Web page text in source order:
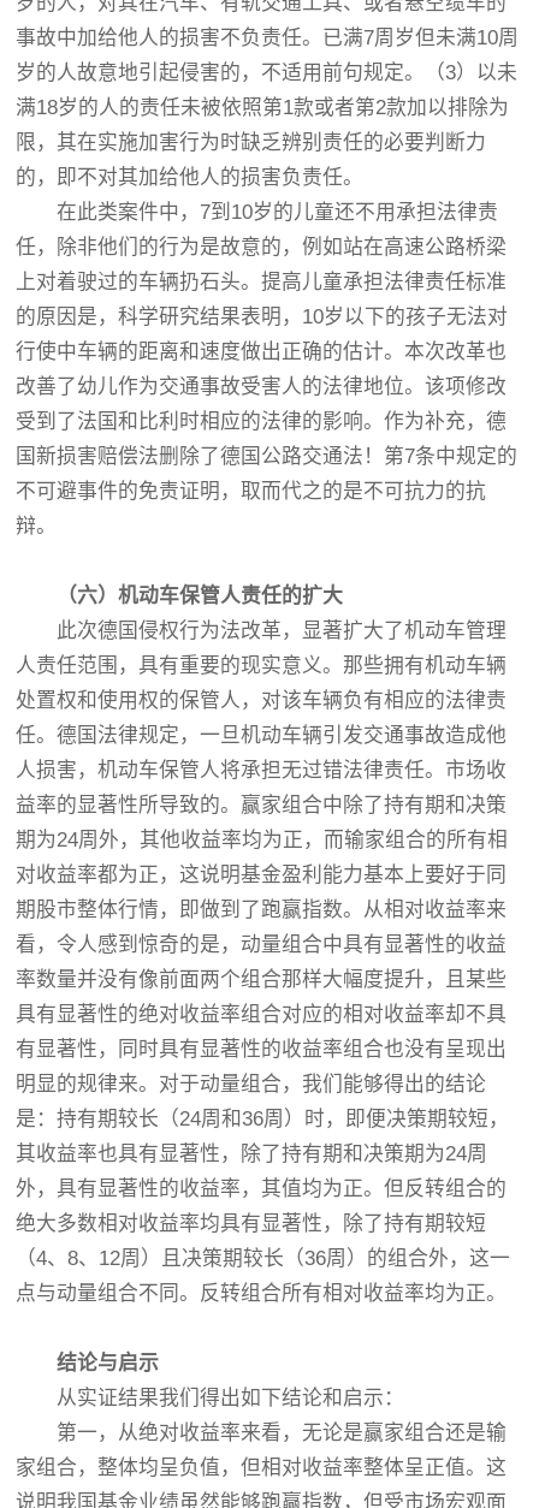
事故中加给他人的损害不负责任。已满7周岁但未满10周
岁的人故意地引起侵害的，不适用前句规定。（3）以未
满18岁的人的责任未被依照第1款或者第2款加以排除为
限，其在实施加害行为时缺乏辨别责任的必要判断力
的，即不对其加给他人的损害负责任。
在此类案件中，7到10岁的儿童还不用承担法律责
任，除非他们的行为是故意的，例如站在高速公路桥梁
上对着驶过的车辆扔石头。提高儿童承担法律责任标准
的原因是，科学研究结果表明，10岁以下的孩子无法对
行使中车辆的距离和速度做出正确的估计。本次改革也
改善了幼儿作为交通事故受害人的法律地位。该项修改
受到了法国和比利时相应的法律的影响。作为补充，德
国新损害赔偿法删除了德国公路交通法！第7条中规定的
不可避事件的免责证明，取而代之的是不可抗力的抗
辩。
（六）机动车保管人责任的扩大
此次德国侵权行为法改革，显著扩大了机动车管理
人责任范围，具有重要的现实意义。那些拥有机动车辆
处置权和使用权的保管人，对该车辆负有相应的法律责
任。德国法律规定，一旦机动车辆引发交通事故造成他
人损害，机动车保管人将承担无过错法律责任。市场收
益率的显著性所导致的。赢家组合中除了持有期和决策
期为24周外，其他收益率均为正，而输家组合的所有相
对收益率都为正，这说明基金盈利能力基本上要好于同
期股市整体行情，即做到了跑赢指数。从相对收益率来
看，令人感到惊奇的是，动量组合中具有显著性的收益
率数量并没有像前面两个组合那样大幅度提升，且某些
具有显著性的绝对收益率组合对应的相对收益率却不具
有显著性，同时具有显著性的收益率组合也没有呈现出
明显的规律来。对于动量组合，我们能够得出的结论
是：持有期较长（24周和36周）时，即便决策期较短，
其收益率也具有显著性，除了持有期和决策期为24周
外，具有显著性的收益率，其值均为正。但反转组合的
绝大多数相对收益率均具有显著性，除了持有期较短
（4、8、12周）且决策期较长（36周）的组合外，这一
点与动量组合不同。反转组合所有相对收益率均为正。
结论与启示
从实证结果我们得出如下结论和启示：
第一，从绝对收益率来看，无论是赢家组合还是输
家组合，整体均呈负值，但相对收益率整体呈正值。这
说明我国基金业绩虽然能够跑赢指数，但受市场宏观面